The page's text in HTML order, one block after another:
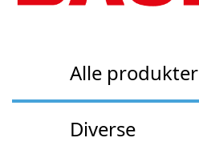
Alle produkter
Diverse